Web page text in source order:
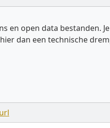
en open data bestanden.
dan een technische